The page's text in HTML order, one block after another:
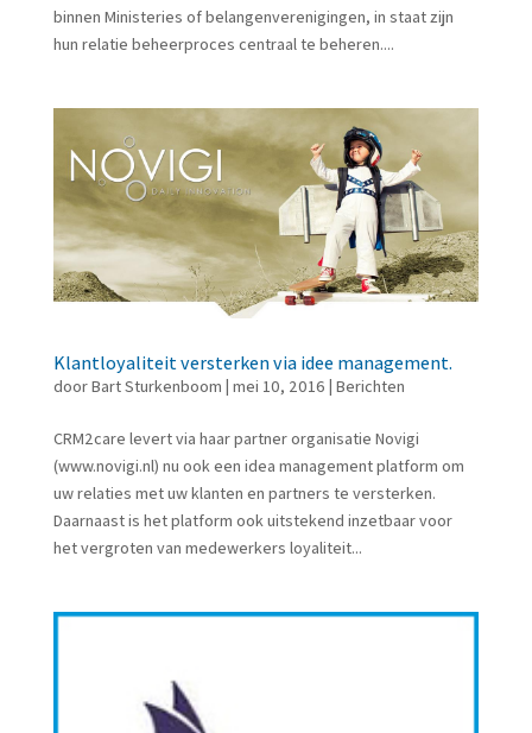
binnen Ministeries of belangenverenigingen, in staat zijn
hun relatie beheerproces centraal te beheren....
Klantloyaliteit versterken via idee management.
doorBart Sturkenboom | mei 10, 2016 | Berichten
CRM2care levert via haar partner organisatie Novigi
(www.novigi.nl) nu ook een idea management platform om
uw relaties met uw klanten en partners te versterken.
Daarnaast is het platform ook uitstekend inzetbaar voor
het vergroten van medewerkers loyaliteit...